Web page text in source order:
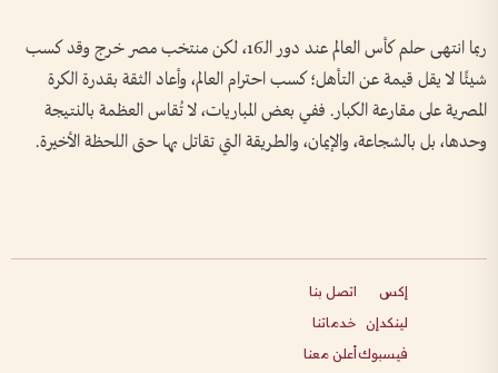
ربما انتهى حلم كأس العالم عند دور الـ16، لكن منتخب مصر خرج وقد كسب
شيئًا لا يقل قيمة عن التأهل؛ كسب احترام العالم، وأعاد الثقة بقدرة الكرة
المصرية على مقارعة الكبار. ففي بعض المباريات، لا تُقاس العظمة بالنتيجة
وحدها، بل بالشجاعة، والإيمان، والطريقة التي تقاتل بها حتى اللحظة الأخيرة.
إكس
لينكدإن
فيسبوك
اتصل بنا
خدماتنا
أعلن معنا